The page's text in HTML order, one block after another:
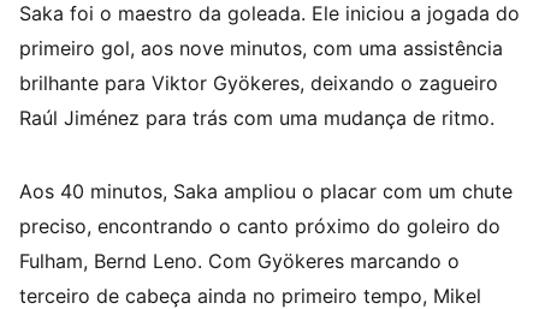
Saka foi o maestro da goleada. Ele iniciou a jogada do
primeiro gol, aos nove minutos, com uma assistência
brilhante para Viktor Gyökeres, deixando o zagueiro
Raúl Jiménez para trás com uma mudança de ritmo.
Aos 40 minutos, Saka ampliou o placar com um chute
preciso, encontrando o canto próximo do goleiro do
Fulham, Bernd Leno. Com Gyökeres marcando o
terceiro de cabeça ainda no primeiro tempo, Mikel